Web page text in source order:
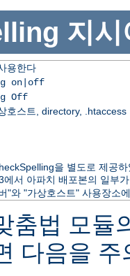
지시
용한다
on|off
Off
호스트, directory, .htaccess
을 별도로 제공
에서 아파치 배포본의 일부
"와 "가상호스트" 사용장소
춤법 모듈
다음을 주